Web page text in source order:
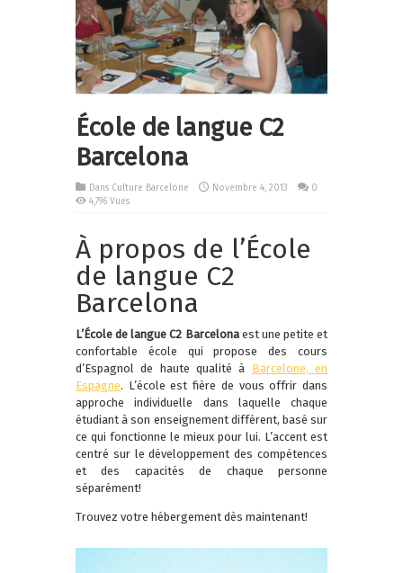
École de langue C2
Barcelona
Dans Culture Barcelone Novembre 4, 2013
0
4,796 Vues
À propos de l’École
de langue C2
Barcelona
L’École de langue C2 Barcelonaest une petite et
confortable école qui propose des cours
d’Espagnol de haute qualité à Barcelone, en
Espagne. L’école est fière de vous offrir dans
approche individuelle dans laquelle chaque
étudiant à son enseignement différent, basé sur
ce qui fonctionne le mieux pour lui. L’accent est
centré sur le développement des compétences
et des capacités de chaque personne
séparément!
Trouvez votre hébergement dès maintenant!